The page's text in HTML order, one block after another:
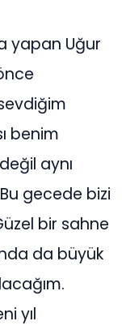
yapan Uğur
benim
aynı
gecede bizi
bir sahne
da büyük
yıl